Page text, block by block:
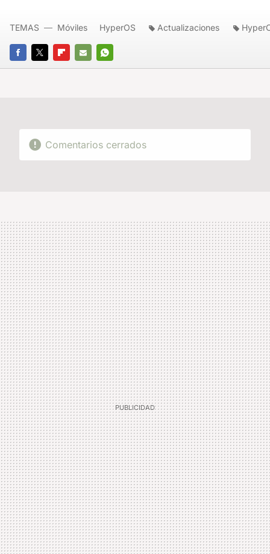
FACEBOOK
TWITTERFLIPBOARD
E-
WHATSAPP
TEMAS Móviles HyperOS Actualizaciones
Comentarios cerrados